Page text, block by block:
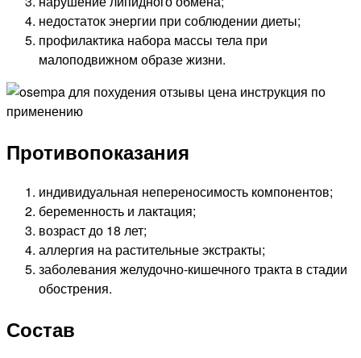
недостаток энергии при соблюдении диеты;
профилактика набора массы тела при
малоподвижном образе жизни.
Противопоказания
индивидуальная непереносимость компонентов;
беременность и лактация;
возраст до 18 лет;
аллергия на растительные экстракты;
заболевания желудочно‑кишечного тракта в стадии
обострения.
Состав